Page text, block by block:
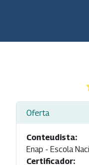
Oferta
Conteudista:
Enap - Escola
Certificador: